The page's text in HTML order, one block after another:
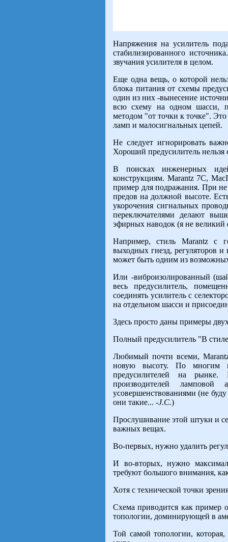
Напряжения на усилитель
стабилизированного
звучания усилителя в целом.
Еще одна вещь, о которой
блока питания от схемы
один из них -вынесение
всю схему на одном шасси,
методом "от точки к точке".
ламп и малосигнальных цепей.
Не следует игнорировать
Хороший предусилитель
В поисках инженерных
конструкциям. Marantz 7C,
пример для подражания. При
предов на должной высоте.
укорочения сигнальных
переключателями делают
эфирных наводок (я не
Например, стиль Marantz с
выходных гнезд, регуляторов
может быть одним из
Или -виброизолированный
весь предусилитель,
соединять усилитель с
на отдельном шасси и
Здесь просто даны примеры
Полный предусилитель "В
Любимый почти всеми,
новую высоту. По многим
предусилителей на
производителей
усовершенствованиями (не
они такие... -J.C.)
Прослушивание этой штуки и
важных вещах.
Во-первых, нужно удалить
И во-вторых, нужно
требуют большого внимания,
Хотя с технической точки
Схема приводится как пример
топологии, доминирующей в
Той самой топологии,